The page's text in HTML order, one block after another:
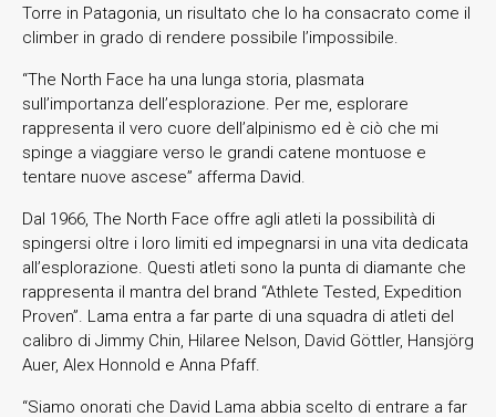
Torre in Patagonia, un risultato che lo ha consacrato come il
climber in grado di rendere possibile l’impossibile.
“The North Face ha una lunga storia, plasmata
sull’importanza dell’esplorazione. Per me, esplorare
rappresenta il vero cuore dell’alpinismo ed è ciò che mi
spinge a viaggiare verso le grandi catene montuose e
tentare nuove ascese” afferma David.
Dal 1966, The North Face offre agli atleti la possibilità di
spingersi oltre i loro limiti ed impegnarsi in una vita dedicata
all’esplorazione. Questi atleti sono la punta di diamante che
rappresenta il mantra del brand “Athlete Tested, Expedition
Proven”. Lama entra a far parte di una squadra di atleti del
calibro di Jimmy Chin, Hilaree Nelson, David Göttler, Hansjörg
Auer, Alex Honnold e Anna Pfaff.
“Siamo onorati che David Lama abbia scelto di entrare a far